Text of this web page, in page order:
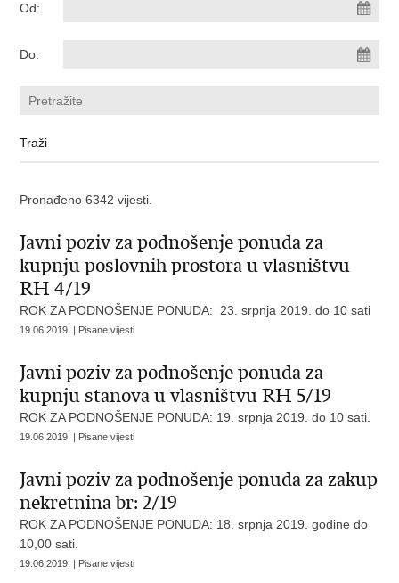
Od:
Do:
Pronađeno 6342 vijesti.
Javni poziv za podnošenje ponuda za
kupnju poslovnih prostora u vlasništvu
RH 4/19
ROK ZA PODNOŠENJE PONUDA: 23. srpnja 2019. do 10 sati
19.06.2019. | Pisane vijesti
Javni poziv za podnošenje ponuda za
kupnju stanova u vlasništvu RH 5/19
ROK ZA PODNOŠENJE PONUDA: 19. srpnja 2019. do 10 sati.
19.06.2019. | Pisane vijesti
Javni poziv za podnošenje ponuda za zakup
nekretnina br: 2/19
ROK ZA PODNOŠENJE PONUDA: 18. srpnja 2019. godine do
10,00 sati.
19.06.2019. | Pisane vijesti